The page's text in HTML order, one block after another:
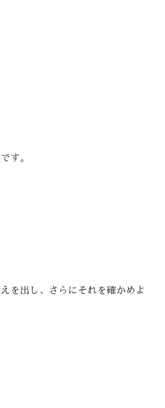
す。
を出し、さらにそれを確かめよ